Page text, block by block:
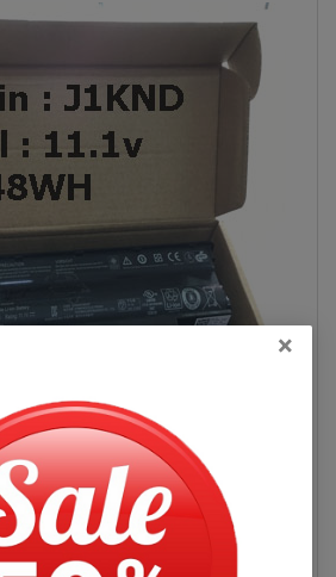
pin Dell Vostro 3555
Xách Dell Vostro 3555
Hỏng Thường Gặp
Đọc thêm
×